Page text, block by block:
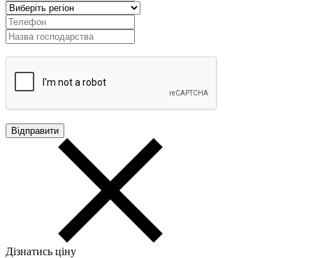
Дізнатись ціну